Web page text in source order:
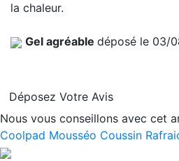
la chaleur.
Gel agréable déposé le 03/
Déposez Votre Avis
Nous vous conseillons avec cet
Coolpad Mousséo Coussin